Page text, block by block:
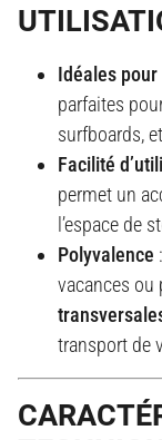
Idéales
parfaites
surfboards,
Facilité
permet un
l’espace de
Polyvalence
vacances ou
transport de